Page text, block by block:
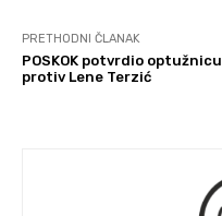
PRETHODNI ČLANAK
POSKOK potvrdio optužnicu
protiv Lene Terzić